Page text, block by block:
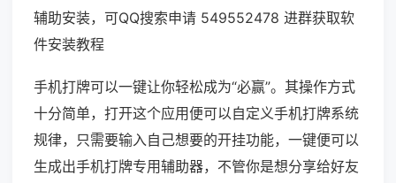
辅助安装，可QQ搜索申请 549552478 进群获取软
件安装教程
手机打牌可以一键让你轻松成为“必赢”。其操作方式
十分简单，打开这个应用便可以自定义手机打牌系统
规律，只需要输入自己想要的开挂功能，一键便可以
生成出手机打牌专用辅助器，不管你是想分享给好友